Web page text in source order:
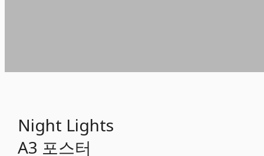
Night Lights
A3 포스터